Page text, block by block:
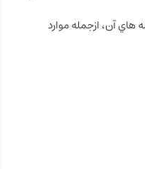
هاي آن، ازجمله موارد